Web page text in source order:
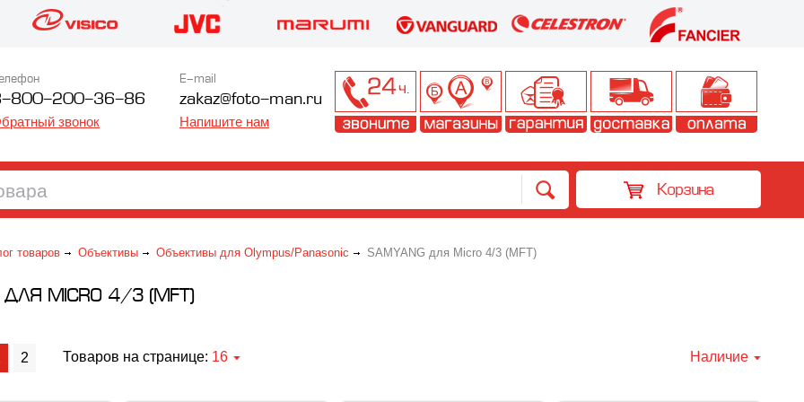
800-200-36-86
звонок
E-mail
zakaz@foto-man.ru
Напишите нам
Корзина
товаров Объективы Объективы для Olympus/Panasonic SAMYANG для Micro 4/3 (MFT)
ДЛЯ MICRO 4/3 (MFT)
2 Товаров на странице: 16 Наличие